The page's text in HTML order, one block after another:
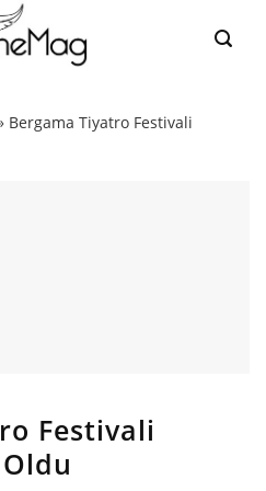
Bergama Tiyatro Festivali
Festivali